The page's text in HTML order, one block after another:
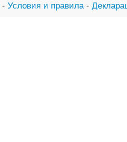
- Условия и правила-